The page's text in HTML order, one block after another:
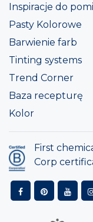
Inspiracje do
Pasty Kolorowe
Barwienie farb
Tinting systems
Trend Corner
Baza recepturę
Kolor
First
Corp